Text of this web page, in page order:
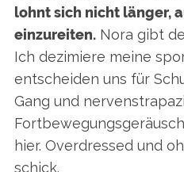
lohnt sich nicht länger,
einzureiten.Nora gibt
Ich dezimiere meine
entscheiden uns für
Gang und
hier. Overdressed und
schick.
S
e
a
r